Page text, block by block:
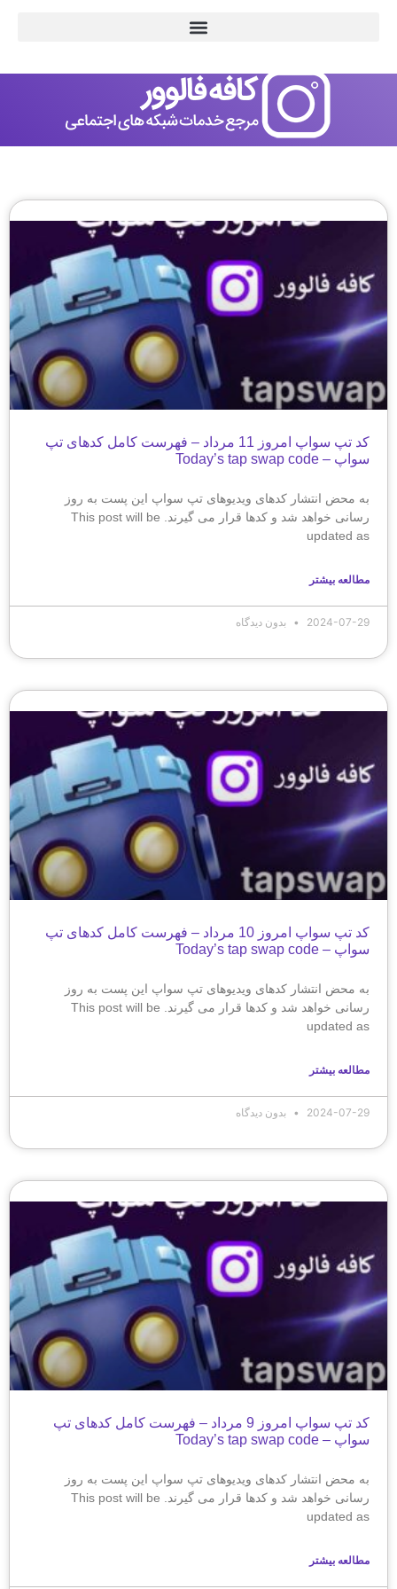
کد تپ سواپ امروز 11 مرداد – فهرست کامل کدهای تپ
سواپ – Today’s tap swap code
به محض انتشار کدهای ویدیوهای تپ سواپ این پست به روز
رسانی خواهد شد و کدها قرار می گیرند. This post will be
updated as
مطالعه بیشتر
2024-07-29 بدون دیدگاه
کد تپ سواپ امروز 10 مرداد – فهرست کامل کدهای تپ
سواپ – Today’s tap swap code
به محض انتشار کدهای ویدیوهای تپ سواپ این پست به روز
رسانی خواهد شد و کدها قرار می گیرند. This post will be
updated as
مطالعه بیشتر
2024-07-29 بدون دیدگاه
کد تپ سواپ امروز 9 مرداد – فهرست کامل کدهای تپ
سواپ – Today’s tap swap code
به محض انتشار کدهای ویدیوهای تپ سواپ این پست به روز
رسانی خواهد شد و کدها قرار می گیرند. This post will be
updated as
مطالعه بیشتر